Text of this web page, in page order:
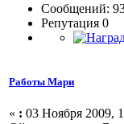
Сообщений:
Репутация 0
Работы Мари
« : 03 Ноября 2009,